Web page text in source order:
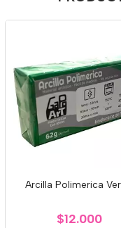
Arcilla Polimerica
$12.000